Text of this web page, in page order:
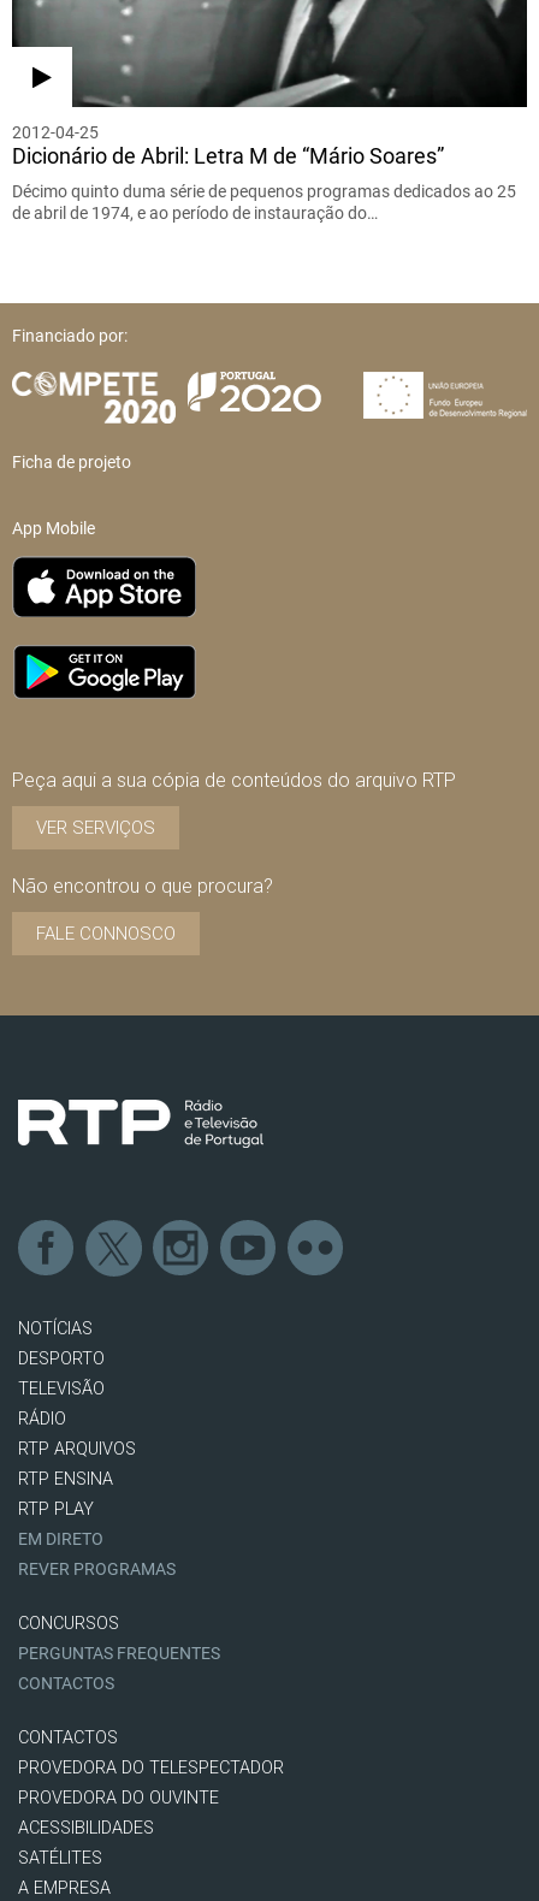
2012-04-25
Dicionário de Abril: Letra M de “Mário Soares”
Décimo quinto duma série de pequenos programas dedicados ao 25
de abril de 1974, e ao período de instauração do…
Financiado por:
Ficha de projeto
App Mobile
Peça aqui a sua cópia de conteúdos do arquivo RTP
VER SERVIÇOS
Não encontrou o que procura?
FALE CONNOSCO
NOTÍCIAS
DESPORTO
TELEVISÃO
RÁDIO
RTP ARQUIVOS
RTP ENSINA
RTP PLAY
EM DIRETO
REVER PROGRAMAS
CONCURSOS
PERGUNTAS FREQUENTES
CONTACTOS
CONTACTOS
PROVEDORA DO TELESPECTADOR
PROVEDORA DO OUVINTE
ACESSIBILIDADES
SATÉLITES
A EMPRESA